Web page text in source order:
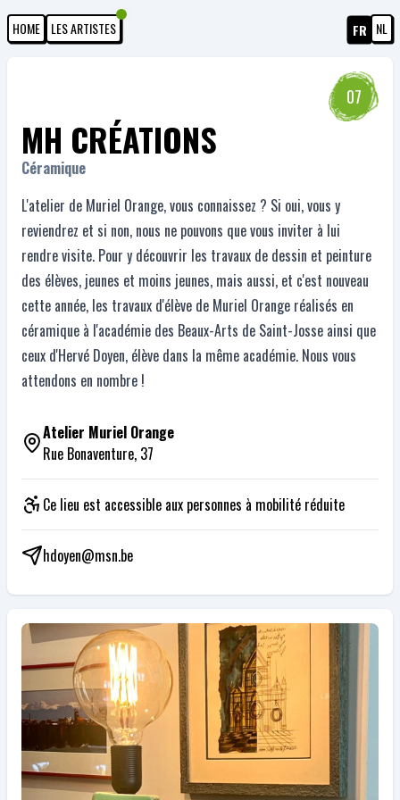
HOME LES ARTISTES FR NL
07
MH CRÉATIONS
Céramique
L'atelier de Muriel Orange, vous connaissez ? Si oui, vous y
reviendrez et si non, nous ne pouvons que vous inviter à lui
rendre visite. Pour y découvrir les travaux de dessin et peinture
des élèves, jeunes et moins jeunes, mais aussi, et c'est nouveau
cette année, les travaux d'élève de Muriel Orange réalisés en
céramique à l'académie des Beaux-Arts de Saint-Josse ainsi que
ceux d'Hervé Doyen, élève dans la même académie. Nous vous
attendons en nombre !
Atelier Muriel Orange
Rue Bonaventure, 37
Ce lieu est accessible aux personnes à mobilité réduite
hdoyen@msn.be